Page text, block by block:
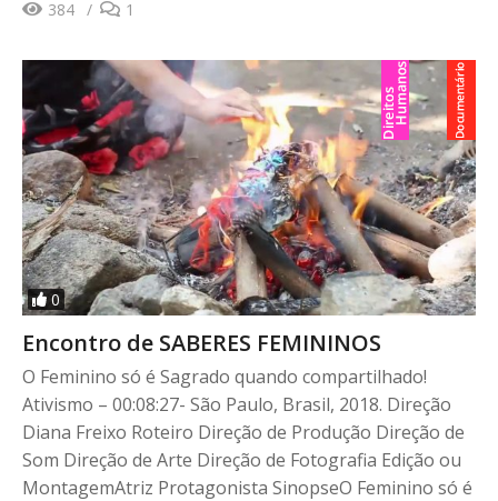
384 1
0
Encontro de SABERES FEMININOS
O Feminino só é Sagrado quando compartilhado!
Ativismo – 00:08:27- São Paulo, Brasil, 2018. Direção
Diana Freixo Roteiro Direção de Produção Direção de
Som Direção de Arte Direção de Fotografia Edição ou
MontagemAtriz Protagonista SinopseO Feminino só é